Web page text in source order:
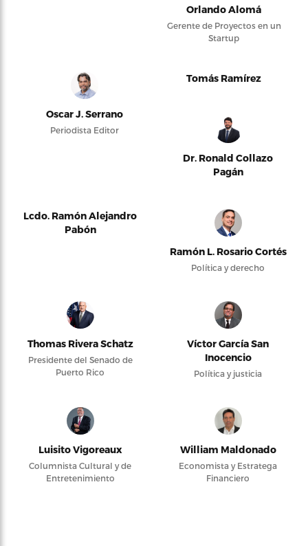
Orlando Alomá
Gerente de Proyectos en un
Startup
Oscar J. Serrano
Periodista Editor
Tomás Ramírez
Dr. Ronald Collazo
Pagán
Lcdo. Ramón Alejandro
Pabón
Ramón L. Rosario Cortés
Política y derecho
Thomas Rivera Schatz
Presidente del Senado de
Puerto Rico
Víctor García San
Inocencio
Política y justicia
Luisito Vigoreaux
Columnista Cultural y de
Entretenimiento
William Maldonado
Economista y Estratega
Financiero